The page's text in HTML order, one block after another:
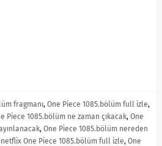
fragmanı, One Piece 1085.bölüm full izle,
Piece 1085.bölüm ne zaman çıkacak, One
, One Piece 1085.bölüm nereden
One Piece 1085.bölüm full izle, One